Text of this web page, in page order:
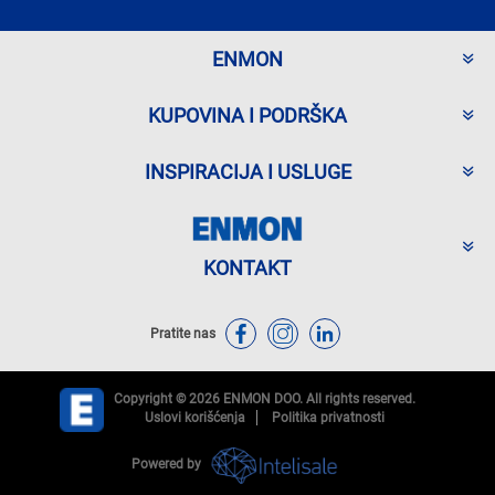
ENMON
KUPOVINA I PODRŠKA
INSPIRACIJA I USLUGE
KONTAKT
Pratite nas
Copyright © 2026 ENMON DOO. All rights reserved.
Uslovi korišćenja
Politika privatnosti
Powered by